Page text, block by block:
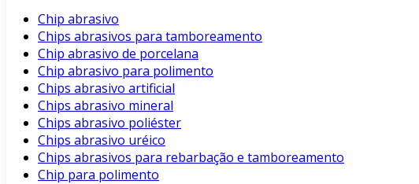
Chip abrasivo
Chips abrasivos para tamboreamento
Chip abrasivo de porcelana
Chip abrasivo para polimento
Chips abrasivo artificial
Chips abrasivo mineral
Chips abrasivo poliéster
Chips abrasivo uréico
Chips abrasivos para rebarbação e tamboreamento
Chip para polimento